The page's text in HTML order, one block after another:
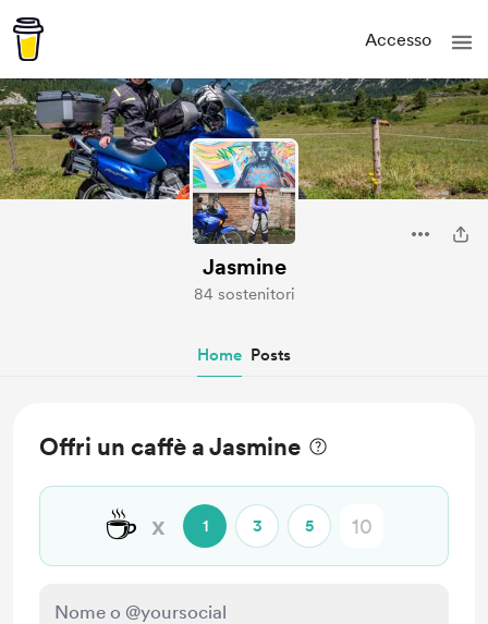
Accesso
Jasmine
84 sostenitori
Home Posts
Offri un caffè a Jasmine
☕ x 1 3 5